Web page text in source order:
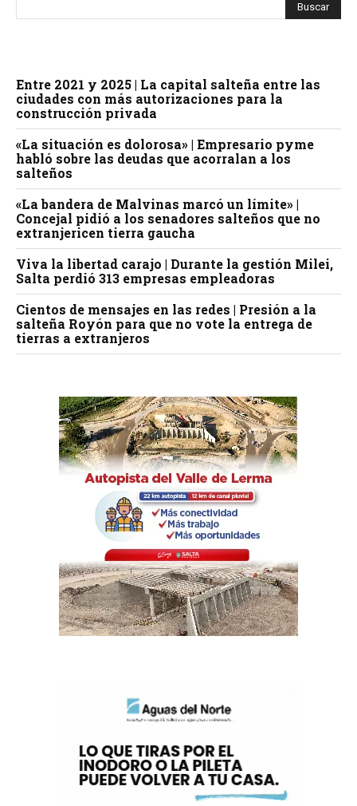
Entre 2021 y 2025 | La capital salteña entre las
ciudades con más autorizaciones para la
construcción privada
«La situación es dolorosa» | Empresario pyme
habló sobre las deudas que acorralan a los
salteños
«La bandera de Malvinas marcó un límite» |
Concejal pidió a los senadores salteños que no
extranjericen tierra gaucha
Viva la libertad carajo | Durante la gestión Milei,
Salta perdió 313 empresas empleadoras
Cientos de mensajes en las redes | Presión a la
salteña Royón para que no vote la entrega de
tierras a extranjeros